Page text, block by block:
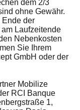
dem 2/3
ohne Gewähr.
Ende der
Laufzeitende
Nebenkosten
Sie Ihrem
GmbH oder der
Mobilize
RCI Banque
1,